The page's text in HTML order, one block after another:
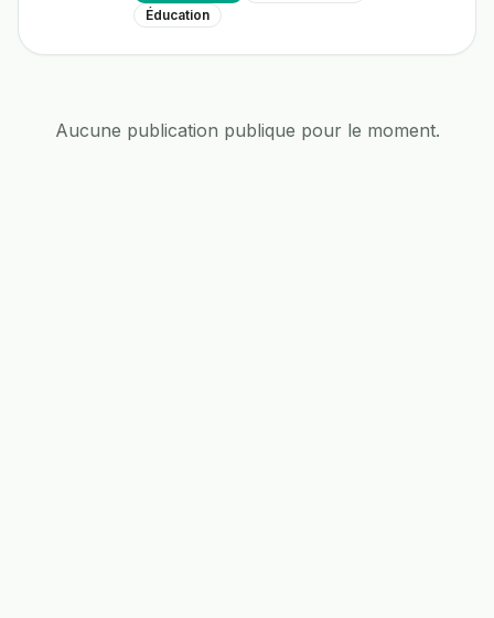
Éducation
Aucune publication publique pour le moment.